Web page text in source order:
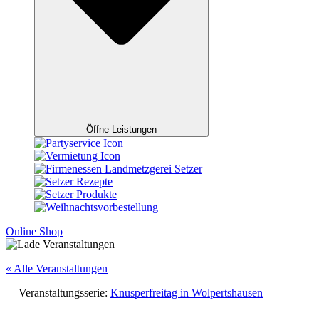
Öffne Leistungen
Online Shop
« Alle Veranstaltungen
Veranstaltungsserie: Knusperfreitag in Wolpertshausen